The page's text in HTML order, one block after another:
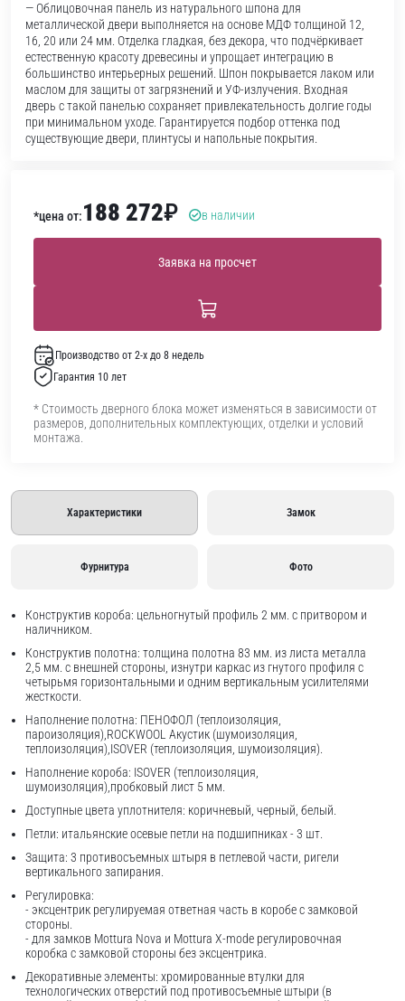
— Облицовочная панель из натурального шпона для
металлической двери выполняется на основе МДФ толщиной 12,
16, 20 или 24 мм. Отделка гладкая, без декора, что подчёркивает
естественную красоту древесины и упрощает интеграцию в
большинство интерьерных решений. Шпон покрывается лаком или
маслом для защиты от загрязнений и УФ-излучения. Входная
дверь с такой панелью сохраняет привлекательность долгие годы
при минимальном уходе. Гарантируется подбор оттенка под
существующие двери, плинтусы и напольные покрытия.
*цена от:188 272₽ в наличии
Заявка на просчет
Производство от 2-х до 8 недель
Гарантия 10 лет
* Стоимость дверного блока может изменяться в зависимости от
размеров, дополнительных комплектующих, отделки и условий
монтажа.
Характеристики Замок
Фурнитура Фото
Конструктив короба: цельногнутый профиль 2 мм. с притвором и
наличником.
Конструктив полотна: толщина полотна 83 мм. из листа металла
2,5 мм. с внешней стороны, изнутри каркас из гнутого профиля с
четырьмя горизонтальными и одним вертикальным усилителями
жесткости.
Наполнение полотна: ПЕНОФОЛ (теплоизоляция,
пароизоляция),ROCKWOOL Акустик (шумоизоляция,
теплоизоляция),ISOVER (теплоизоляция, шумоизоляция).
Наполнение короба: ISOVER (теплоизоляция,
шумоизоляция),пробковый лист 5 мм.
Доступные цвета уплотнителя: коричневый, черный, белый.
Петли: итальянские осевые петли на подшипниках - 3 шт.
Защита: 3 противосъемных штыря в петлевой части, ригели
вертикального запирания.
Регулировка:
- эксцентрик регулируемая ответная часть в коробе с замковой
стороны.
- для замков Mottura Nova и Mottura X-mode регулировочная
коробка с замковой стороны без эксцентрика.
Декоративные элементы: хромированные втулки для
технологических отверстий под противосъемные штыри (в